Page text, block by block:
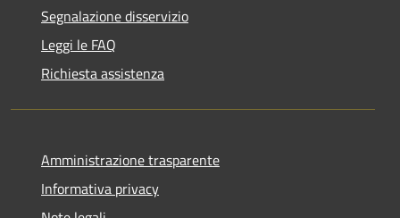
Segnalazione disservizio
Leggi le FAQ
Richiesta assistenza
Amministrazione trasparente
Informativa privacy